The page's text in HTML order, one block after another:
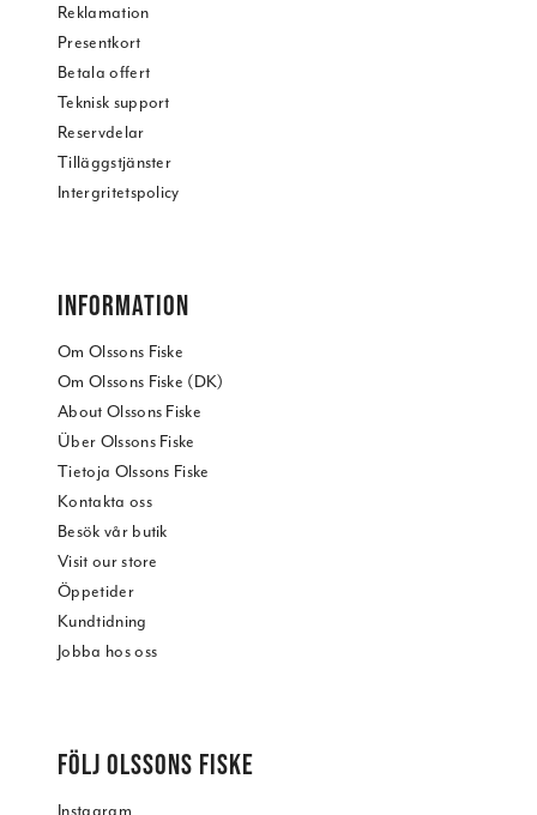
Reklamation
Presentkort
Betala offert
Teknisk support
Reservdelar
Tilläggstjänster
Intergritetspolicy
INFORMATION
Om Olssons Fiske
Om Olssons Fiske (DK)
About Olssons Fiske
Über Olssons Fiske
Tietoja Olssons Fiske
Kontakta oss
Besök vår butik
Visit our store
Öppetider
Kundtidning
Jobba hos oss
FÖLJ OLSSONS FISKE
Instagram